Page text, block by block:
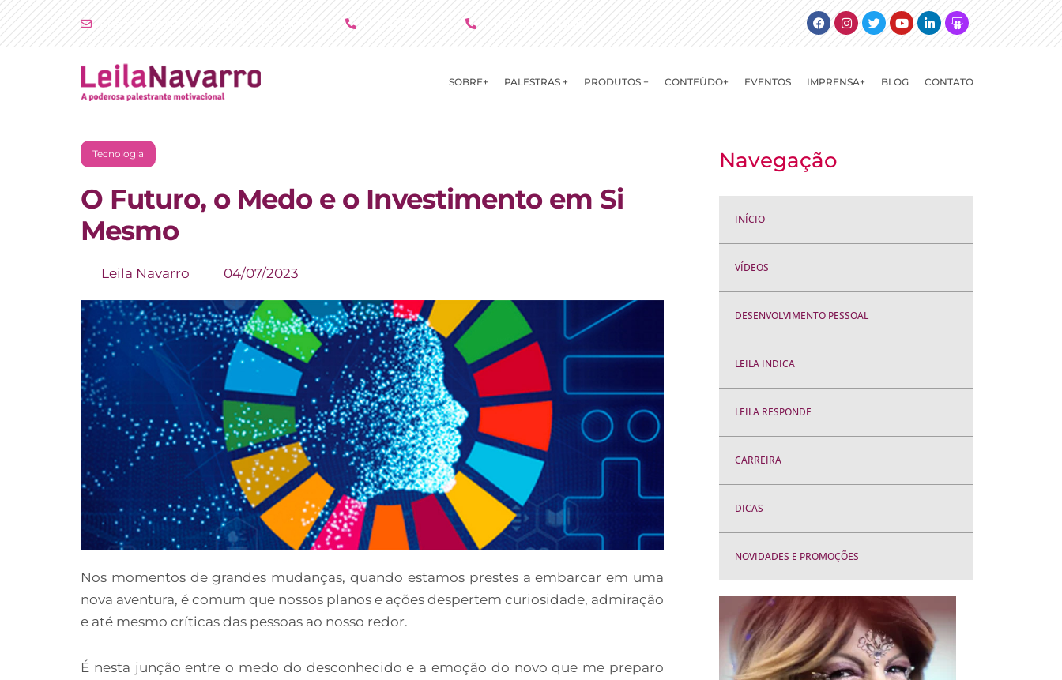
FacebookInstagram
TwitterYoutubeLinkedinSlideshare
SOBRE+ PALESTRAS + PRODUTOS + CONTEÚDO+ EVENTOS IMPRENSA+ BLOG CONTATO
Tecnologia
O Futuro, o Medo e o Investimento em Si
Mesmo
Leila Navarro 04/07/2023
Nos momentos de grandes mudanças, quando estamos prestes a embarcar em uma
nova aventura, é comum que nossos planos e ações despertem curiosidade, admiração
e até mesmo críticas das pessoas ao nosso redor.
É nesta junção entre o medo do desconhecido e a emoção do novo que me preparo
Navegação
INÍCIO
VÍDEOS
DESENVOLVIMENTO PESSOAL
LEILA INDICA
LEILA RESPONDE
CARREIRA
DICAS
NOVIDADES E PROMOÇÕES